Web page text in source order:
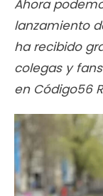
Ahora
lanzamiento
ha recibido
colegas y
en Código56